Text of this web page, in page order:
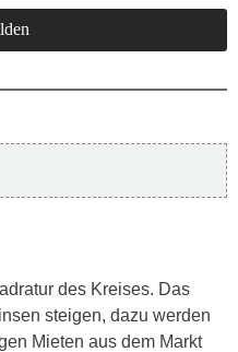
des Kreises. Das
steigen, dazu werden
Mieten aus dem Markt